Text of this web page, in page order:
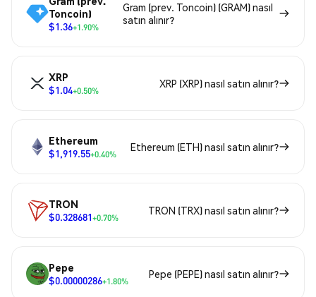
Toncoin)
$1.36+1.90%
Gram (prev. Toncoin) (GRAM) nasıl
satın alınır?
XRP
$1.04+0.50%
XRP (XRP) nasıl satın alınır?
Ethereum
$1,919.55+0.40%
Ethereum (ETH) nasıl satın alınır?
TRON
$0.328681+0.70%
TRON (TRX) nasıl satın alınır?
Pepe
$0.00000286+1.80%
Pepe (PEPE) nasıl satın alınır?